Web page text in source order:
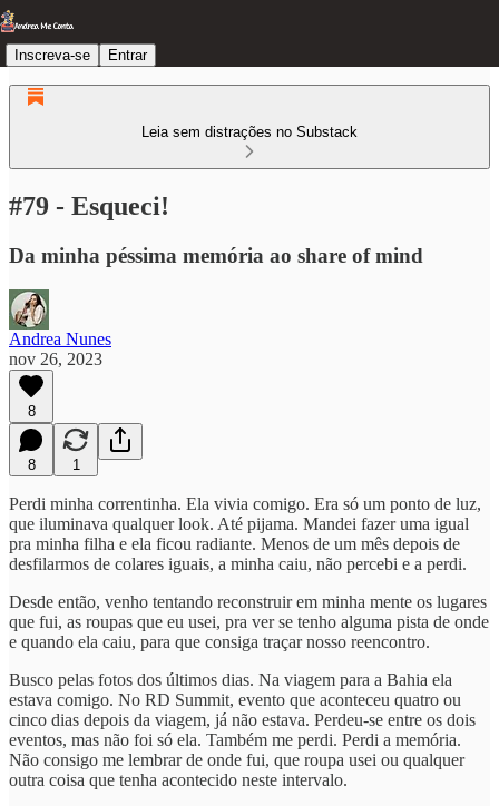
Inscreva-se Entrar
Leia sem distrações no Substack
#79 - Esqueci!
Da minha péssima memória ao share of mind
Andrea Nunes
nov 26, 2023
8
8 1
Perdi minha correntinha. Ela vivia comigo. Era só um ponto de luz,
que iluminava qualquer look. Até pijama. Mandei fazer uma igual
pra minha filha e ela ficou radiante. Menos de um mês depois de
desfilarmos de colares iguais, a minha caiu, não percebi e a perdi.
Desde então, venho tentando reconstruir em minha mente os lugares
que fui, as roupas que eu usei, pra ver se tenho alguma pista de onde
e quando ela caiu, para que consiga traçar nosso reencontro.
Busco pelas fotos dos últimos dias. Na viagem para a Bahia ela
estava comigo. No RD Summit, evento que aconteceu quatro ou
cinco dias depois da viagem, já não estava. Perdeu-se entre os dois
eventos, mas não foi só ela. Também me perdi. Perdi a memória.
Não consigo me lembrar de onde fui, que roupa usei ou qualquer
outra coisa que tenha acontecido neste intervalo.